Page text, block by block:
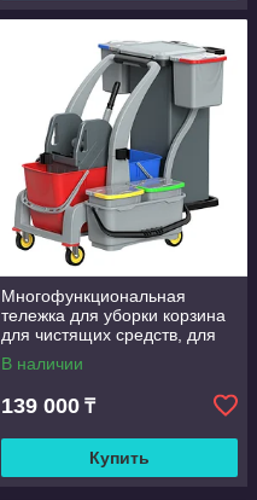
Многофункциональная
тележка для уборки корзина
для чистящих средств, для
уборки гостиниц, отели,
больницы, школы, садики
В наличии
139 000 ₸
Купить